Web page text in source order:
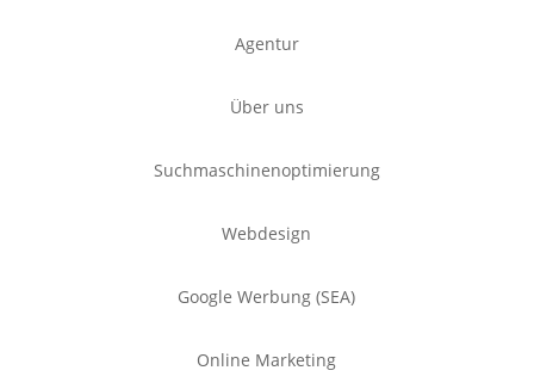
Agentur
Über uns
Suchmaschinenoptimierung
Webdesign
Google Werbung (SEA)
Online Marketing